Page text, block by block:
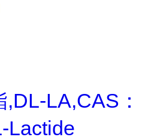
LA,CAS：
Lactide